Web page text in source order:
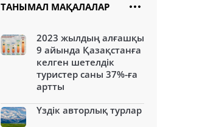
ТАНЫМАЛ МАҚАЛАЛАР
2023 жылдың алғашқы
9 айында Қазақстанға
келген шетелдік
туристер саны 37%-ға
артты
Үздік авторлық турлар